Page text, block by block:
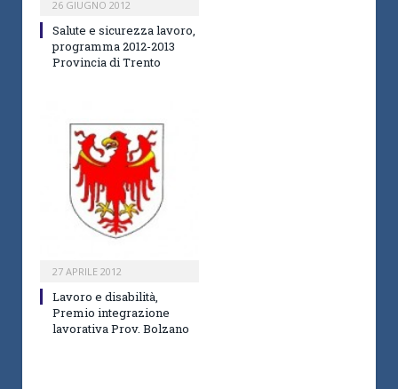
26 GIUGNO 2012
Salute e sicurezza lavoro,
programma 2012-2013
Provincia di Trento
27 APRILE 2012
Lavoro e disabilità,
Premio integrazione
lavorativa Prov. Bolzano